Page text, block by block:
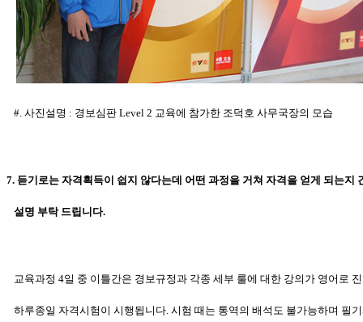
#. 사진설명 : 경보심판 Level 2 교육에 참가한 조덕호 사무국장의 모습
7. 듣기로는 자격획득이 쉽지 않다는데 어떤 과정을 거쳐 자격을 얻게 되는지
설명 부탁 드립니다.
교육과정 4일 중 이틀간은 경보규정과 각종 세부 룰에 대한 강의가 영어로
하루종일 자격시험이 시행됩니다. 시험 때는 통역의 배석도 불가능하며 필